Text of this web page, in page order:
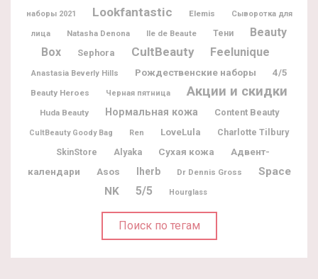
наборы 2021 Lookfantastic Elemis Сыворотка для
лица Natasha Denona Ile de Beaute Тени
Beauty
Box
Sephora CultBeauty Feelunique
Anastasia Beverly Hills Рождественские наборы 4/5
Beauty Heroes Черная пятница Акции и скидки
Huda Beauty Нормальная кожа Content Beauty
CultBeauty Goody Bag Ren LoveLula Charlotte Tilbury
SkinStore Alyaka Сухая кожа
Адвент-
календари
Asos Iherb Dr Dennis Gross
Space
NK
5/5 Hourglass
Поиск по тегам